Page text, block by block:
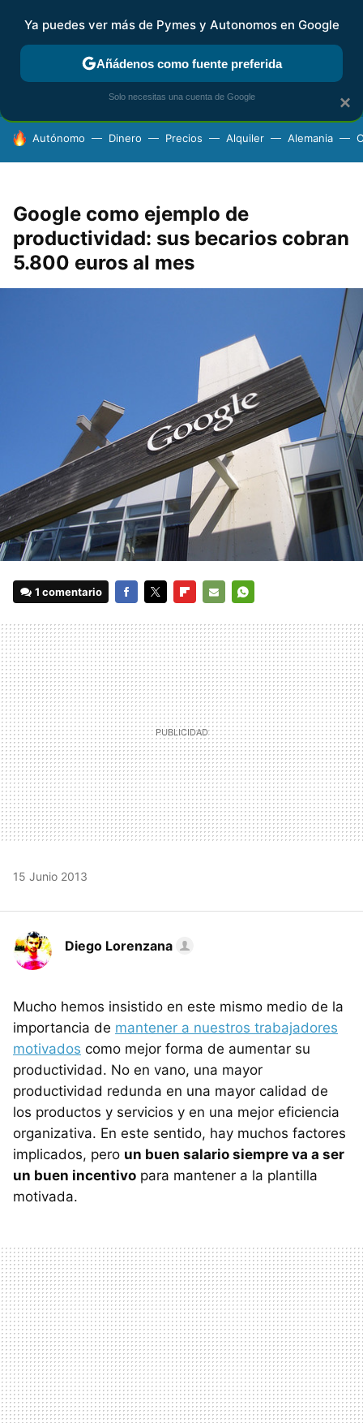
FISCALIDAD Y CONTABILIDAD KIT DIGITAL RENTA
HOY SE HABLA DE
Autónomo Dinero Precios Alquiler Alemania
Google como ejemplo de
productividad: sus becarios cobran
5.800 euros al mes
1 comentario
MAIL
15 Junio 2013
Diego Lorenzana
Mucho hemos insistido en este mismo medio de la
importancia de mantener a nuestros trabajadores
motivados como mejor forma de aumentar su
productividad. No en vano, una mayor
productividad redunda en una mayor calidad de
los productos y servicios y en una mejor eficiencia
organizativa. En este sentido, hay muchos factores
implicados, pero un buen salario siempre va a ser
un buen incentivo para mantener a la plantilla
motivada.
×
Ya puedes ver más de Pymes y Autonomos en Google
Añádenos como fuente preferida
Solo necesitas una cuenta de Google